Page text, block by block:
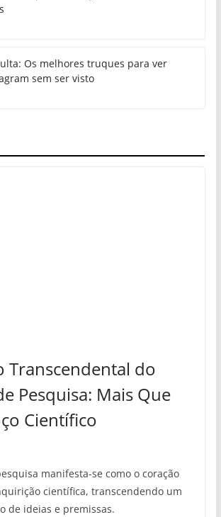
Os melhores truques para ver
sem ser visto
Transcendental do
Pesquisa: Mais Que
Científico
manifesta-se como o coração
científica, transcendendo um
de ideias e premissas.